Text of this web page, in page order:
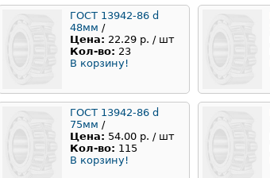
ГОСТ 13942-86 d
48мм /
Цена: 22.29 р. / шт
Кол-во: 23
В корзину!
ГОСТ 13942-86 d
75мм /
Цена: 54.00 р. / шт
Кол-во: 115
В корзину!